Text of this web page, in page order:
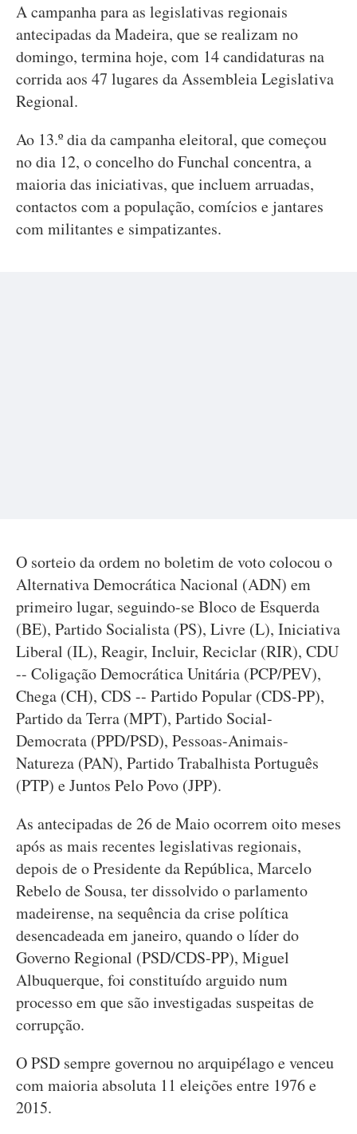
A campanha para as legislativas regionais
antecipadas da Madeira, que se realizam no
domingo, termina hoje, com 14 candidaturas na
corrida aos 47 lugares da Assembleia Legislativa
Regional.
Ao 13.º dia da campanha eleitoral, que começou
no dia 12, o concelho do Funchal concentra, a
maioria das iniciativas, que incluem arruadas,
contactos com a população, comícios e jantares
com militantes e simpatizantes.
O sorteio da ordem no boletim de voto colocou o
Alternativa Democrática Nacional (ADN) em
primeiro lugar, seguindo-se Bloco de Esquerda
(BE), Partido Socialista (PS), Livre (L), Iniciativa
Liberal (IL), Reagir, Incluir, Reciclar (RIR), CDU
-- Coligação Democrática Unitária (PCP/PEV),
Chega (CH), CDS -- Partido Popular (CDS-PP),
Partido da Terra (MPT), Partido Social-
Democrata (PPD/PSD), Pessoas-Animais-
Natureza (PAN), Partido Trabalhista Português
(PTP) e Juntos Pelo Povo (JPP).
As antecipadas de 26 de Maio ocorrem oito meses
após as mais recentes legislativas regionais,
depois de o Presidente da República, Marcelo
Rebelo de Sousa, ter dissolvido o parlamento
madeirense, na sequência da crise política
desencadeada em janeiro, quando o líder do
Governo Regional (PSD/CDS-PP), Miguel
Albuquerque, foi constituído arguido num
processo em que são investigadas suspeitas de
corrupção.
O PSD sempre governou no arquipélago e venceu
com maioria absoluta 11 eleições entre 1976 e
2015.